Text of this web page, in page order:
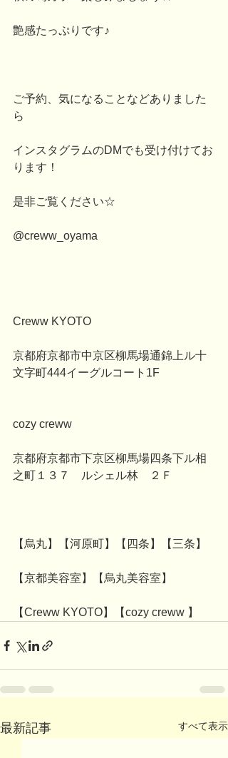
艶感たっぷりです♪
ご予約、気になることなどありました
ら
インスタグラムのDMでも受け付けてお
ります！
是非ご覧ください☆
@creww_oyama
Creww KYOTO
京都府京都市中京区柳馬場通錦上ル十
文字町444イーグルコート1F
cozy creww
京都府京都市下京区柳馬場四条下ル相
之町１３７　ルシェル林　２Ｆ
【烏丸】【河原町】【四条】【三条】
【京都美容室】【烏丸美容室】
【Creww KYOTO】【cozy creww 】
最新記事 すべて表示